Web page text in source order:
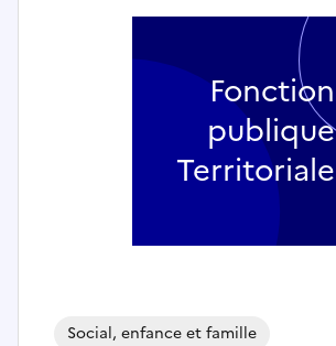
Social, enfance et famille
Fonction
publique
Territoriale